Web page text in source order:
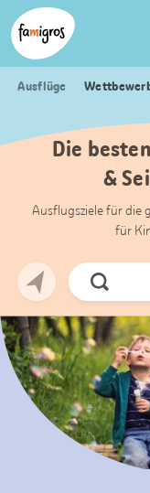
Sprungmarken
Navigation
Header
Logo
Ausflüge
Die
&
Ausflugsziele für die
für
Jetzt
Suchen